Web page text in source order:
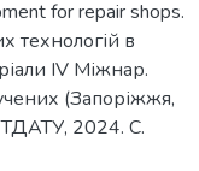
for repair shops.
технологій в
IV Міжнар.
(Запоріжжя,
2024. С.